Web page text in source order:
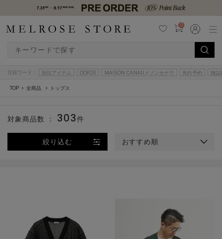
0
注目ワード： 別注アイテム OOFOS MAISON CANAUメゾンカナウ 先行予約 雑誌
TOP 全商品 トップス
絞り込む おすすめ順
対象商品数 ： 303件